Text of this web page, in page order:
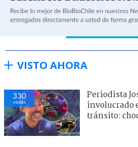
VISTO AHORA
330
visitas
Periodista
involucrado
tránsito: